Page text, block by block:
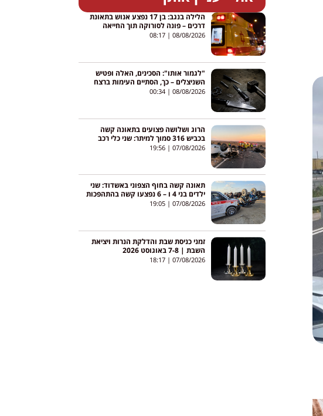
הלילה בנגב: בן 17 נפצע אנוש בתאונת
דרכים – פונה לסורוקה תוך החייאה
08/08/2026
08:17
"לגמור אותו": הסכינים, האלה ופטיש
השניצלים – כך, הסתיים העימות ברצח
בניהו רזי מירושלים
08/08/2026
00:34
הרוג ושלושה פצועים בתאונה קשה
בכביש 316 סמוך למיתר: שני כלי רכב
התהפכו
07/08/2026
19:56
תאונה קשה בחוף הצפוני באשדוד: שני
ילדים בני 4 ו – 6 נפצעו קשה בהתהפכות
טרקטורון באגי
07/08/2026
19:05
זמני כניסת שבת והדלקת הנרות ויציאת
השבת | 7-8 באוגוסט 2026
07/08/2026
18:17